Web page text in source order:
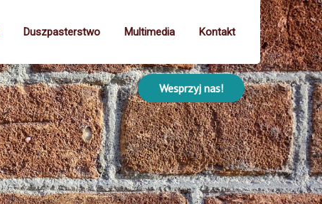
Wesprzyj nas!
Duszpasterstwo Multimedia Kontakt